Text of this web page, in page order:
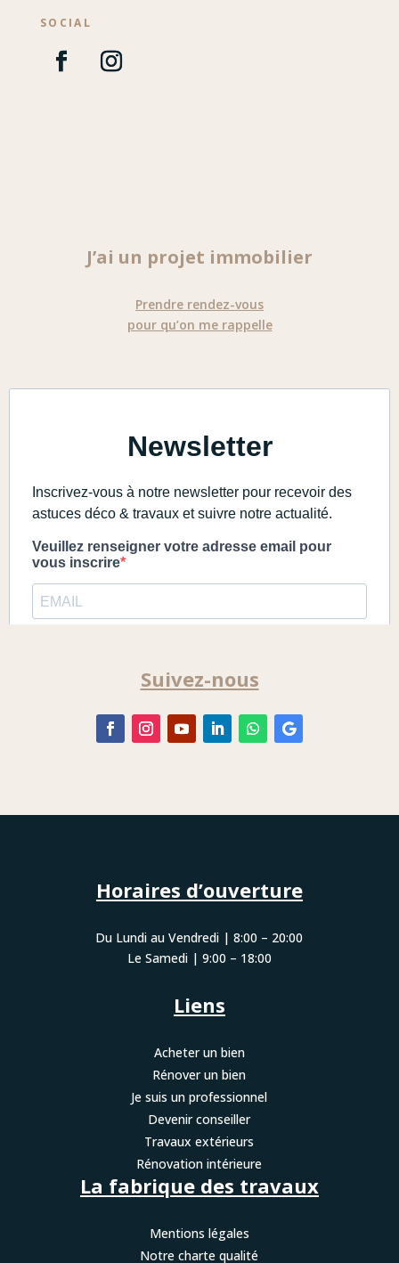
SOCIAL
J’ai un projet immobilier
Prendre rendez-vous
pour qu’on me rappelle
Suivez-nous
Horaires d’ouverture
Du Lundi au Vendredi | 8:00 – 20:00
Le Samedi | 9:00 – 18:00
Liens
Acheter un bien
Rénover un bien
Je suis un professionnel
Devenir conseiller
Travaux extérieurs
Rénovation intérieure
La fabrique des travaux
Mentions légales
Notre charte qualité